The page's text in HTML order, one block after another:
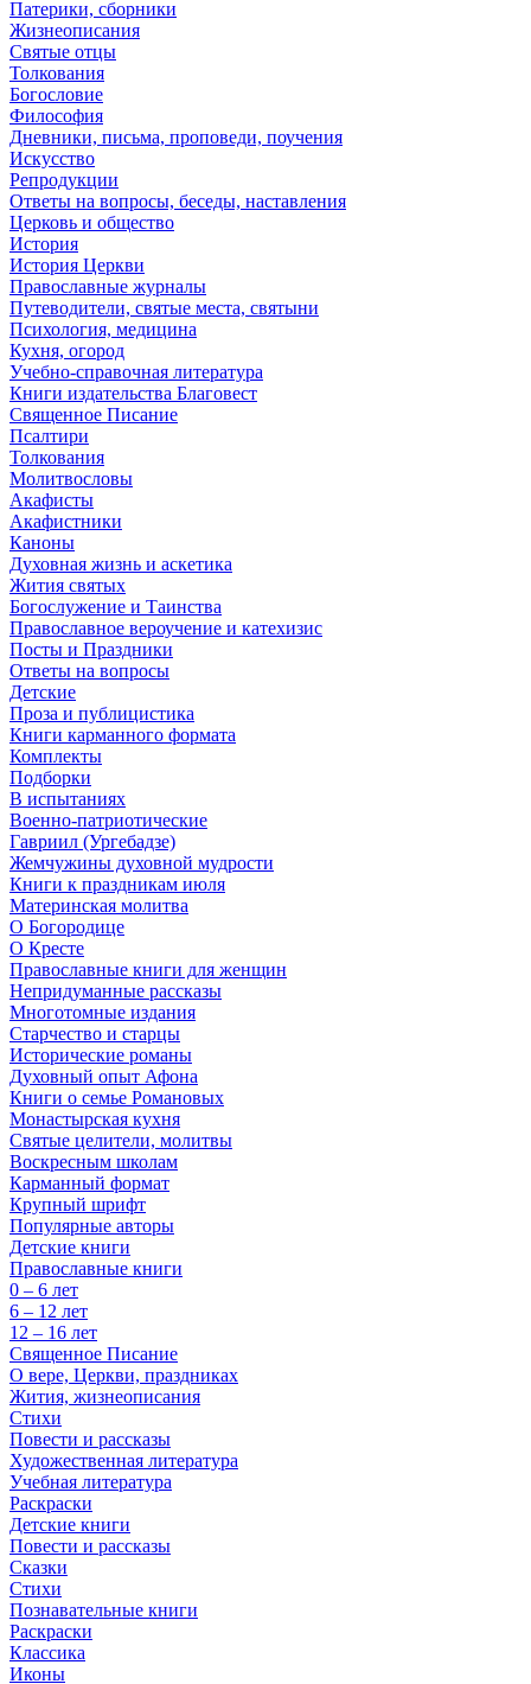
Патерики, сборники
Жизнеописания
Святые отцы
Толкования
Богословие
Философия
Дневники, письма, проповеди, поучения
Искусство
Репродукции
Ответы на вопросы, беседы, наставления
Церковь и общество
История
История Церкви
Православные журналы
Путеводители, святые места, святыни
Психология, медицина
Кухня, огород
Учебно-справочная литература
Книги издательства Благовест
Священное Писание
Псалтири
Толкования
Молитвословы
Акафисты
Акафистники
Каноны
Духовная жизнь и аскетика
Жития святых
Богослужение и Таинства
Православное вероучение и катехизис
Посты и Праздники
Ответы на вопросы
Детские
Проза и публицистика
Книги карманного формата
Комплекты
Подборки
В испытаниях
Военно-патриотические
Гавриил (Ургебадзе)
Жемчужины духовной мудрости
Книги к праздникам июля
Материнская молитва
О Богородице
О Кресте
Православные книги для женщин
Непридуманные рассказы
Многотомные издания
Старчество и старцы
Исторические романы
Духовный опыт Афона
Книги о семье Романовых
Монастырская кухня
Святые целители, молитвы
Воскресным школам
Карманный формат
Крупный шрифт
Популярные авторы
Детские книги
Православные книги
0 – 6 лет
6 – 12 лет
12 – 16 лет
Священное Писание
О вере, Церкви, праздниках
Жития, жизнеописания
Стихи
Повести и рассказы
Художественная литература
Учебная литература
Раскраски
Детские книги
Повести и рассказы
Сказки
Стихи
Познавательные книги
Раскраски
Классика
Иконы